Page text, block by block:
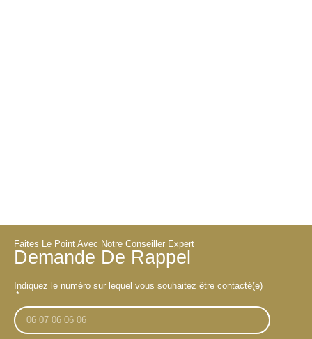
Faites Le Point Avec Notre Conseiller Expert
Demande De Rappel
Indiquez le numéro sur lequel vous souhaitez être contacté(e)